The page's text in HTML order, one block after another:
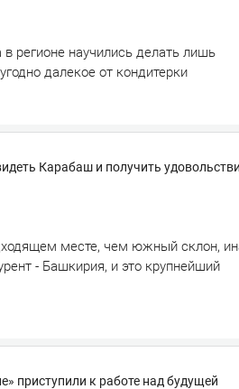
регионе научились делать лишь
далекое от кондитерки
Карабаш и получить
месте, чем южный склон,
- Башкирия, и это крупнейший
приступили к работе над будущей